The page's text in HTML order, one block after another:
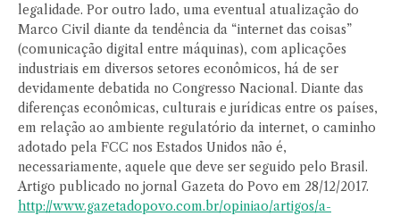
legalidade. Por outro lado, uma eventual atualização do
Marco Civil diante da tendência da “internet das coisas”
(comunicação digital entre máquinas), com aplicações
industriais em diversos setores econômicos, há de ser
devidamente debatida no Congresso Nacional. Diante das
diferenças econômicas, culturais e jurídicas entre os países,
em relação ao ambiente regulatório da internet, o caminho
adotado pela FCC nos Estados Unidos não é,
necessariamente, aquele que deve ser seguido pelo Brasil.
Artigo publicado no jornal Gazeta do Povo em 28/12/2017.
http://www.gazetadopovo.com.br/opiniao/artigos/a-